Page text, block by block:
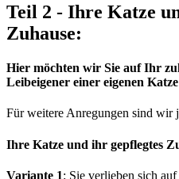
Teil 2 - Ihre Katze
Zuhause:
Hier möchten wir Sie auf Ihr
Leibeigener einer eigenen
Für weitere Anregungen sind wir
Ihre Katze und ihr gepflegtes
Variante 1: Sie verlieben sich